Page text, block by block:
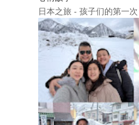
日本之旅 - 孩子们的第一次